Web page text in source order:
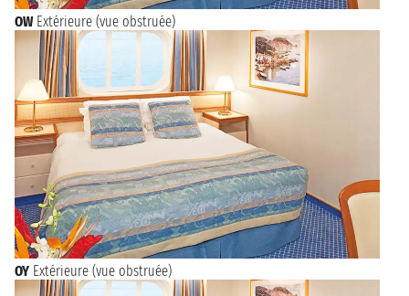
OW Extérieure (vue obstruée)
OY Extérieure (vue obstruée)